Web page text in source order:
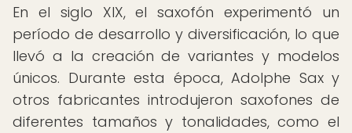
En el siglo XIX, el saxofón experimentó un
período de desarrollo y diversificación, lo que
llevó a la creación de variantes y modelos
únicos. Durante esta época, Adolphe Sax y
otros fabricantes introdujeron saxofones de
diferentes tamaños y tonalidades, como el